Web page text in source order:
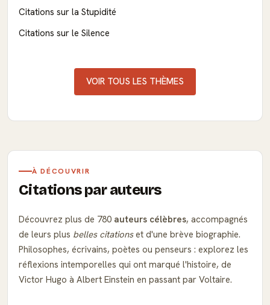
Citations sur la Stupidité
Citations sur le Silence
VOIR TOUS LES THÈMES
À DÉCOUVRIR
Citations par auteurs
Découvrez plus de 780 auteurs célèbres, accompagnés
de leurs plus belles citationset d'une brève biographie.
Philosophes, écrivains, poètes ou penseurs : explorez les
réflexions intemporelles qui ont marqué l'histoire, de
Victor Hugo à Albert Einstein en passant par Voltaire.